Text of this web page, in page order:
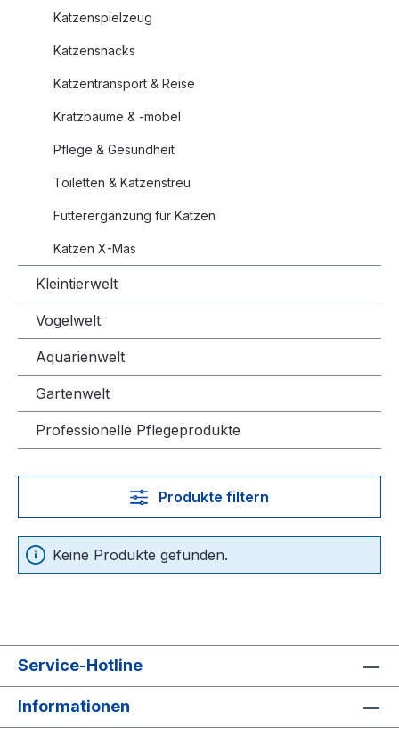
Katzenspielzeug
Katzensnacks
Katzentransport & Reise
Kratzbäume & -möbel
Pflege & Gesundheit
Toiletten & Katzenstreu
Futterergänzung für Katzen
Katzen X-Mas
Kleintierwelt
Vogelwelt
Aquarienwelt
Gartenwelt
Professionelle Pflegeprodukte
Produkte filtern
Keine Produkte gefunden.
Service-Hotline
Informationen